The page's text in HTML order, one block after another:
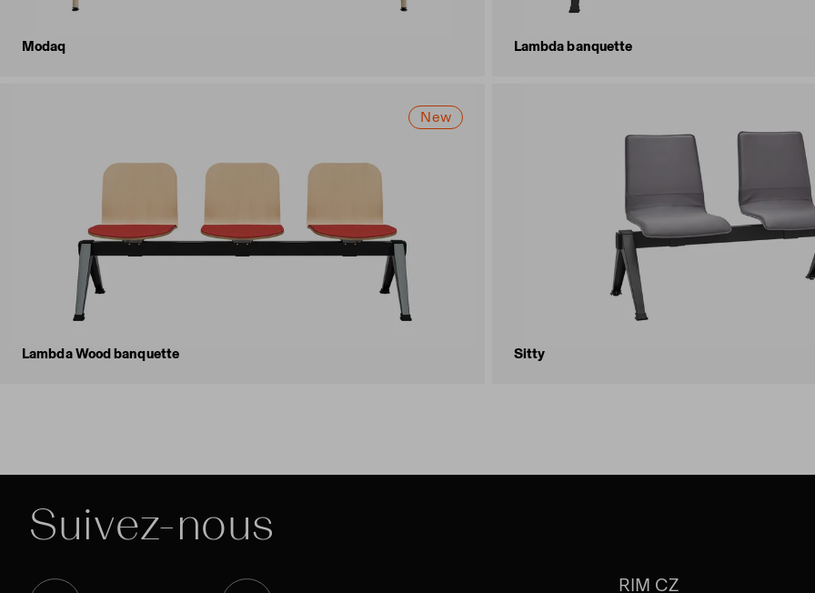
Modaq Lambda banquette
New
Lambda Wood banquette Sitty
Suivez-nous
RIM CZ